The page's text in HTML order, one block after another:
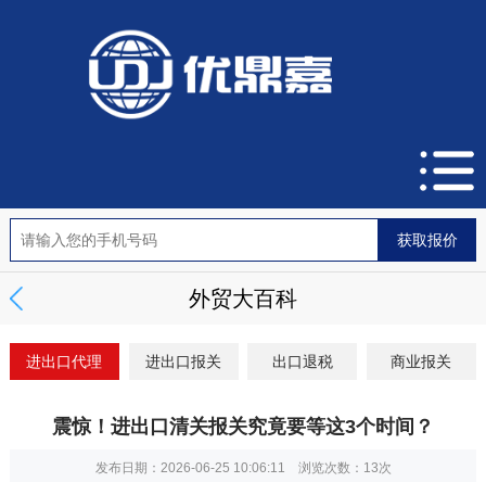
外贸大百科
进出口代理 进出口报关 出口退税 商业报关
震惊！进出口清关报关究竟要等这3个时间？
发布日期：2026-06-25 10:06:11 浏览次数： 13次